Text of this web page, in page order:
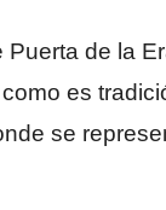
de la
es
se